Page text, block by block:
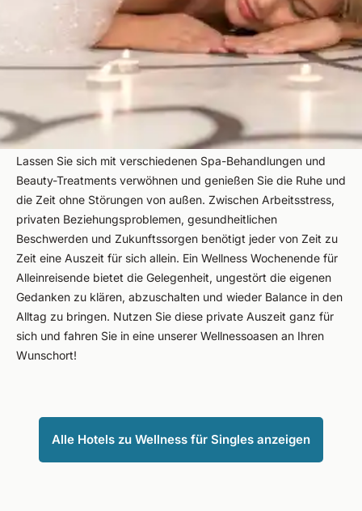
Wellness für sich ganz allein in einem
erholsamen Spa Hotel erleben
Einfach mal wieder richtig entspannen und zu sich selbst
finden – Wellness für Singles ist die ideale Auszeit für jeden,
der ein wenig Kraft tanken muss. Wenn Sie die Seele baumeln
lassen möchten und dem Körper Erholung bieten wollen, sind
Sie in einem unserer Wellnesshotels für Singles genau richtig.
Lassen Sie sich mit verschiedenen Spa-Behandlungen und
Beauty-Treatments verwöhnen und genießen Sie die Ruhe und
die Zeit ohne Störungen von außen. Zwischen Arbeitsstress,
privaten Beziehungsproblemen, gesundheitlichen
Beschwerden und Zukunftssorgen benötigt jeder von Zeit zu
Zeit eine Auszeit für sich allein. Ein Wellness Wochenende für
Alleinreisende bietet die Gelegenheit, ungestört die eigenen
Gedanken zu klären, abzuschalten und wieder Balance in den
Alltag zu bringen. Nutzen Sie diese private Auszeit ganz für
sich und fahren Sie in eine unserer Wellnessoasen an Ihren
Wunschort!
Alle Hotels zu Wellness für Singles anzeigen